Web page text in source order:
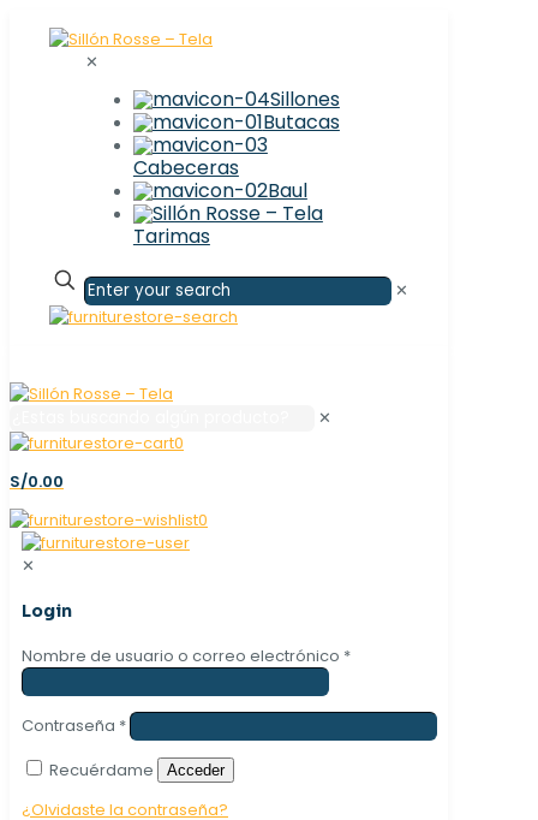
✕
Sillones
Butacas
Cabeceras
Baul
Tarimas
✕
✕
0
S/0.00
0
✕
Login
Nombre de usuario o correo electrónico *
Contraseña *
Recuérdame
Acceder
¿Olvidaste la contraseña?